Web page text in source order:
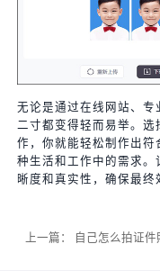
无论是通过在线网站、专
二寸都变得轻而易举。
作，你就能轻松制作出符
种生活和工作中的需求。
晰度和真实性，确保最终
上一篇： 自己怎么拍证件照？这些技巧让